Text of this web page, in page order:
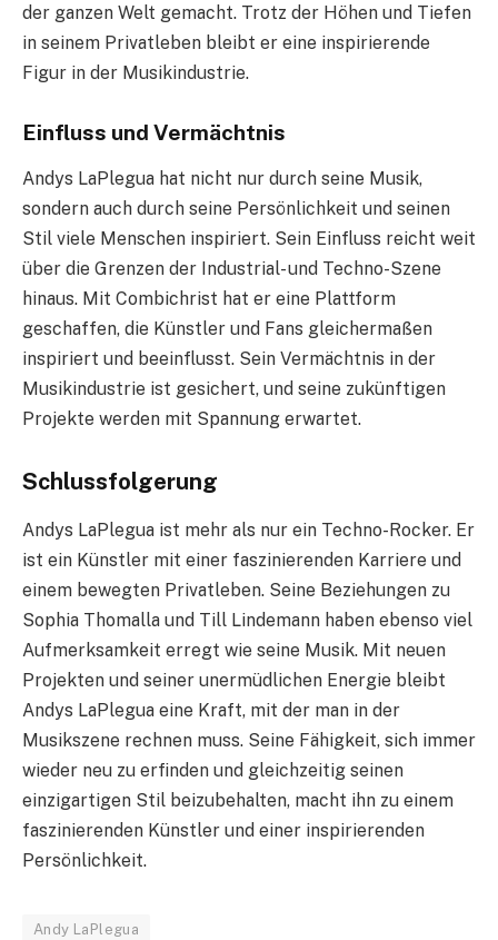
der ganzen Welt gemacht. Trotz der Höhen und Tiefen
in seinem Privatleben bleibt er eine inspirierende
Figur in der Musikindustrie.
Einfluss und Vermächtnis
Andys LaPlegua hat nicht nur durch seine Musik,
sondern auch durch seine Persönlichkeit und seinen
Stil viele Menschen inspiriert. Sein Einfluss reicht weit
über die Grenzen der Industrial- und Techno-Szene
hinaus. Mit Combichrist hat er eine Plattform
geschaffen, die Künstler und Fans gleichermaßen
inspiriert und beeinflusst. Sein Vermächtnis in der
Musikindustrie ist gesichert, und seine zukünftigen
Projekte werden mit Spannung erwartet.
Schlussfolgerung
Andys LaPlegua ist mehr als nur ein Techno-Rocker. Er
ist ein Künstler mit einer faszinierenden Karriere und
einem bewegten Privatleben. Seine Beziehungen zu
Sophia Thomalla und Till Lindemann haben ebenso viel
Aufmerksamkeit erregt wie seine Musik. Mit neuen
Projekten und seiner unermüdlichen Energie bleibt
Andys LaPlegua eine Kraft, mit der man in der
Musikszene rechnen muss. Seine Fähigkeit, sich immer
wieder neu zu erfinden und gleichzeitig seinen
einzigartigen Stil beizubehalten, macht ihn zu einem
faszinierenden Künstler und einer inspirierenden
Persönlichkeit.
Andy LaPlegua